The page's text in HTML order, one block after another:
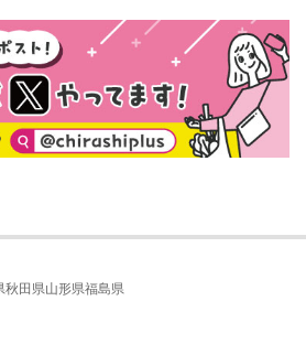
秋田県山形県福島県